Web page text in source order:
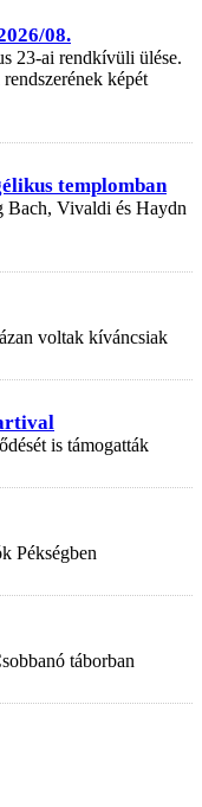
08.
23-ai rendkívüli ülése.
képét
templomban
Bach, Vivaldi és Haydn
voltak kíváncsiak
is támogatták
Pékségben
táborban